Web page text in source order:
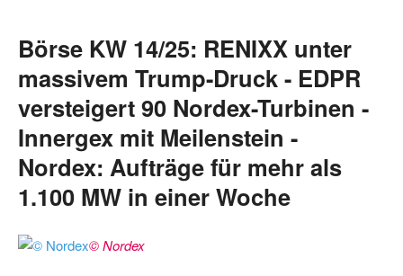
Börse KW 14/25: RENIXX unter
massivem Trump-Druck - EDPR
versteigert 90 Nordex-Turbinen -
Innergex mit Meilenstein -
Nordex: Aufträge für mehr als
1.100 MW in einer Woche
© Nordex